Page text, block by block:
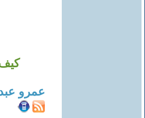
عمرو